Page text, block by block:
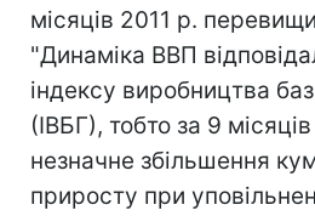
місяців 2011 р.
"Динаміка ВВП
індексу виробництва
(ІВБГ), тобто за 9
незначне збільшення
приросту при